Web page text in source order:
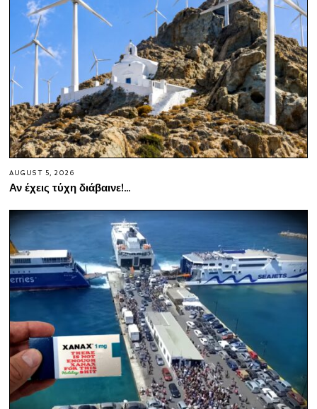
AUGUST 5, 2026
Αν έχεις τύχη διάβαινε!…